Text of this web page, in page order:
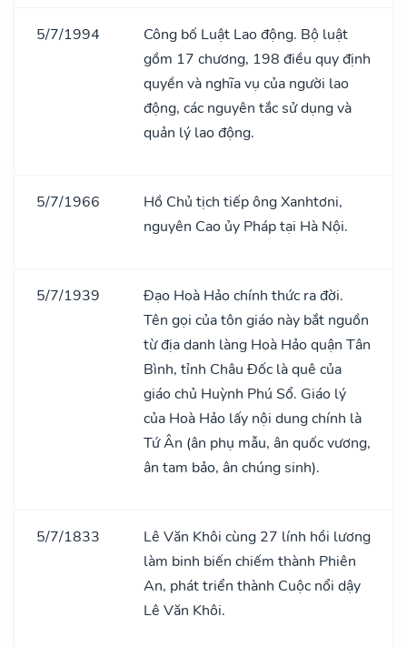
5/7/1994
Công bố Luật Lao động. Bộ luật
gồm 17 chương, 198 điều quy định
quyền và nghĩa vụ của người lao
động, các nguyên tắc sử dụng và
quản lý lao động.
5/7/1966
Hồ Chủ tịch tiếp ông Xanhtơni,
nguyên Cao ủy Pháp tại Hà Nội.
5/7/1939
Đạo Hoà Hảo chính thức ra đời.
Tên gọi của tôn giáo này bắt nguồn
từ địa danh làng Hoà Hảo quận Tân
Bình, tỉnh Châu Đốc là quê của
giáo chủ Huỳnh Phú Sổ. Giáo lý
của Hoà Hảo lấy nội dung chính là
Tứ Ân (ân phụ mẫu, ân quốc vương,
ân tam bảo, ân chúng sinh).
5/7/1833
Lê Văn Khôi cùng 27 lính hồi lương
làm binh biến chiếm thành Phiên
An, phát triển thành Cuộc nổi dậy
Lê Văn Khôi.